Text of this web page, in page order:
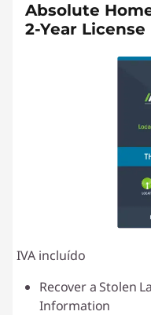
Absolute
2-Year License
IVA incluído
Recover a Stolen
Information